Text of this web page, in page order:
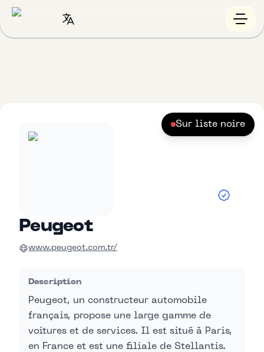
Sur liste noire
Peugeot
www.peugeot.com.tr/
Description
Peugeot, un constructeur automobile
français, propose une large gamme de
voitures et de services. Il est situé à Paris,
en France et est une filiale de Stellantis.